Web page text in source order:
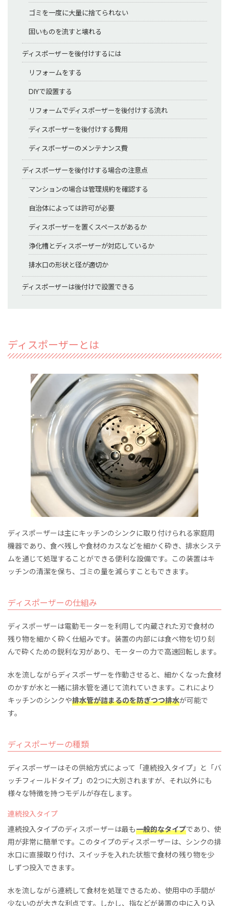
ゴミを一度に大量に捨てられない
固いものを流すと壊れる
ディスポーザーを後付けするには
リフォームをする
DIYで設置する
リフォームでディスポーザーを後付けする流れ
ディスポーザーを後付けする費用
ディスポーザーのメンテナンス費
ディスポーザーを後付けする場合の注意点
マンションの場合は管理規約を確認する
自治体によっては許可が必要
ディスポーザーを置くスペースがあるか
浄化槽とディスポーザーが対応しているか
排水口の形状と径が適切か
ディスポーザーは後付けで設置できる
ディスポーザーとは
ディスポーザーは主にキッチンのシンクに取り付けられる家庭用
機器であり、食べ残しや食材のカスなどを細かく砕き、排水システ
ムを通じて処理することができる便利な設備です。この装置はキ
ッチンの清潔を保ち、ゴミの量を減らすこともできます。
ディスポーザーの仕組み
ディスポーザーは電動モーターを利用して内蔵された刃で食材の
残り物を細かく砕く仕組みです。装置の内部には食べ物を切り刻
んで砕くための鋭利な刃があり、モーターの力で高速回転します。
水を流しながらディスポーザーを作動させると、細かくなった食材
のかすが水と一緒に排水管を通じて流れていきます。これにより
キッチンのシンクや排水管が詰まるのを防ぎつつ排水が可能で
す。
ディスポーザーの種類
ディスポーザーはその供給方式によって「連続投入タイプ」と「バ
ッチフィールドタイプ」の2つに大別されますが、それ以外にも
様々な特徴を持つモデルが存在します。
連続投入タイプ
連続投入タイプのディスポーザーは最も一般的なタイプであり、使
用が非常に簡単です。このタイプのディスポーザーは、シンクの排
水口に直接取り付け、スイッチを入れた状態で食材の残り物を少
しずつ投入できます。
水を流しながら連続して食材を処理できるため、使用中の手間が
少ないのが大きな利点です。しかし、指などが装置の中に入り込